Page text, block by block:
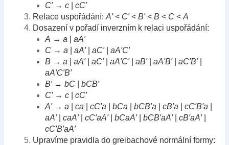
C′→ c
cC′
Relace uspořádání: A′< C′< B′< B < C < A
Dosazení v pořadí inverzním k relaci uspořádání:
A → a
aA′
C → a aA′| aC′| aA′C′
B → a aA′| aC′| aA′C′| aB′| aA′B′| aC′B′|
aA′C′B′
B′→ bC
bCB′
C′→ c
cC′
A′→ a ca cC′a bCa bCB′a cB′a cC′B′a
aA′| caA′| cC′aA′| bCaA′| bCB′aA′| cB′aA′|
cC′B′aA′
Upravíme pravidla do greibachové normální formy: